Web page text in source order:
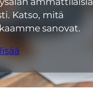
Katso, mitä
sanovat.